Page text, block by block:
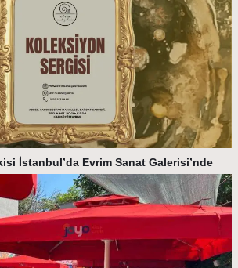
İstanbul’da Evrim Sanat Galerisi’nde